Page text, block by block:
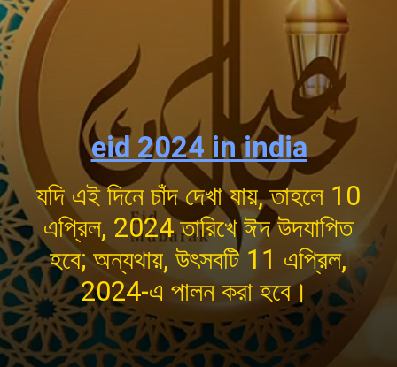
যদি এই দিনে চাঁদ দেখা যায়, তাহলে 10
এপ্রিল, 2024 তারিখে ঈদ উদযাপিত
হবে; অন্যথায়, উৎসবটি 11 এপ্রিল,
2024-এ পালন করা হবে।
eid 2024 in india